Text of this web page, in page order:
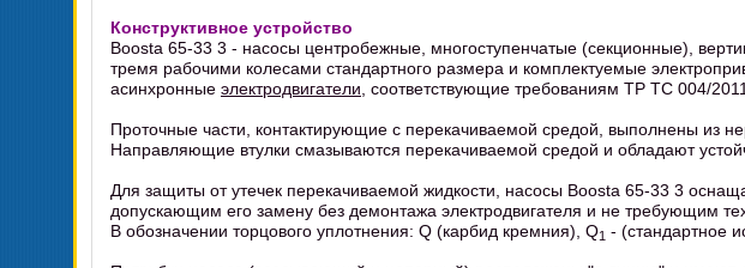
Конструктивное устройство
Boosta 65-33 3 - насосы центробежные, многоступенчатые (секционные),
тремя рабочими колесами стандартного размера и комплектуемые
асинхронные электродвигатели , соответствующие требованиям ТР ТС 004/2011.
Проточные части, контактирующие с перекачиваемой средой, выполнены из
Направляющие втулки смазываются перекачиваемой средой и обладают
Для защиты от утечек перекачиваемой жидкости, насосы Boosta 65-33 3
допускающим его замену без демонтажа электродвигателя и не требующим
В обозначении торцового уплотнения: Q (карбид кремния), Q1 - (стандартное